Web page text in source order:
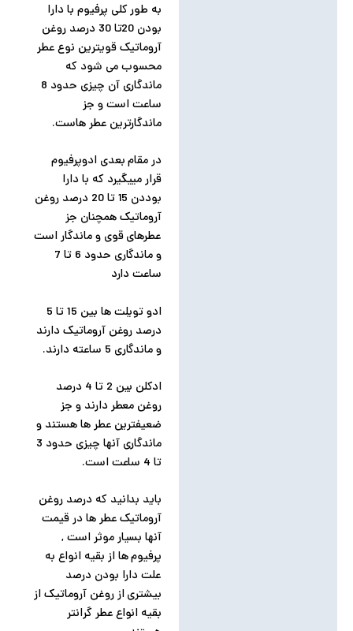
به طور کلی پرفیوم با دارا
بودن 20تا 30 درصد روغن
آروماتیک قویترین نوع عطر
محسوب می شود که
ماندگاری آن چیزی حدود 8
ساعت است و جز
ماندگارترین عطر هاست.
در مقام بعدی ادوپرفیوم
قرار مییگیرد که با دارا
بوددن 15 تا 20 درصد روغن
آروماتیک همچنان جز
عطرهای قوی و ماندگار است
و ماندگاری حدود 6 تا 7
ساعت دارد
ادو تویلت ها بین 15 تا 5
درصد روغن آروماتیک دارند
و ماندگاری 5 ساعته دارند.
ادکلن بین 2 تا 4 درصد
روغن معطر دارند و جز
ضعیفترین عطر ها هستند و
ماندگاری آنها چیزی حدود 3
تا 4 ساعت است.
باید بدانید که درصد روغن
آروماتیک عطر ها در قیمت
آنها بسیار موثر است ,
پرفیوم ها از بقیه انواع به
علت دارا بودن درصد
بیشتری از روغن آروماتیک از
بقیه انواع عطر گرانتر